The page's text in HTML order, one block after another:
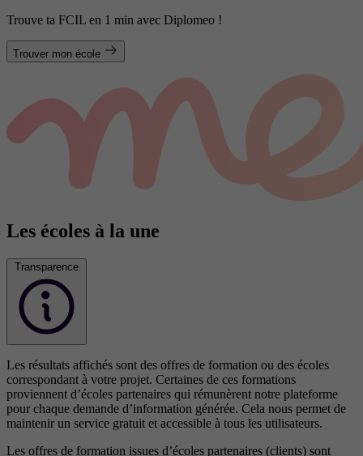
Trouve ta FCIL en 1 min avec Diplomeo !
Trouver mon école
Les écoles à la une
Transparence
Les résultats affichés sont des offres de formation ou des écoles
correspondant à votre projet. Certaines de ces formations
proviennent d’écoles partenaires qui rémunèrent notre plateforme
pour chaque demande d’information générée. Cela nous permet de
maintenir un service gratuit et accessible à tous les utilisateurs.
Les offres de formation issues d’écoles partenaires (clients) sont